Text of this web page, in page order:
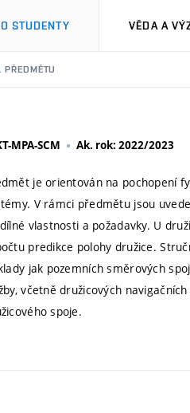
STUDENTY VĚDA A
PŘEDMĚTU
MPA-SCM Ak. rok: 2022/2023
je orientován na pochopení
V rámci předmětu jsou
vlastnosti a požadavky. U
predikce polohy družice.
jak pozemních směrových
včetně družicových
spoje.